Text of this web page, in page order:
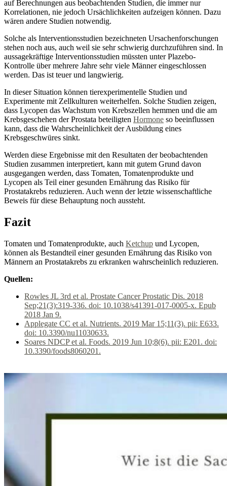
auf Berechnungen aus beobachtenden Studien, die immer nur
Korrelationen, nie jedoch Ursächlichkeiten aufzeigen können. Dazu
wären andere Studien notwendig.
Solche als Interventionsstudien bezeichneten Ursachenforschungen
stehen noch aus, auch weil sie sehr schwierig durchzuführen sind. In
aussagekräftige Interventionsstudien müssten unter Plazebo-
Kontrolle über mehrere Jahre sehr viele Männer eingeschlossen
werden. Das ist teuer und langwierig.
In dieser Situation können tierexperimentelle Studien und
Experimente mit Zellkulturen weiterhelfen. Solche Studien zeigen,
dass Lycopen das Wachstum von Krebszellen hemmen und die am
Krebsgeschehen der Prostata beteiligten Hormone so beeinflussen
kann, dass die Wahrscheinlichkeit der Ausbildung eines
Krebsgeschwüres sinkt.
Werden diese Ergebnisse mit den Resultaten der beobachtenden
Studien zusammen interpretiert, kann mit gutem Grund davon
ausgegangen werden, dass Tomaten, Tomatenprodukte und
Lycopen als Teil einer gesunden Ernährung das Risiko für
Prostatakrebs reduzieren. Auch wenn der letzte wissenschaftliche
Beweis für diese Behauptung noch aussteht.
Fazit
Tomaten und Tomatenprodukte, auch Ketchup und Lycopen,
können als Bestandteil einer gesunden Ernährung das Risiko von
Männern an Prostatakrebs zu erkranken wahrscheinlich reduzieren.
Quellen:
Rowles JL 3rd et al. Prostate Cancer Prostatic Dis. 2018
Sep;21(3):319-336. doi: 10.1038/s41391-017-0005-x. Epub
2018 Jan 9.
Applegate CC et al. Nutrients. 2019 Mar 15;11(3). pii: E633.
doi: 10.3390/nu11030633.
Soares NDCP et al. Foods. 2019 Jun 10;8(6). pii: E201. doi:
10.3390/foods8060201.